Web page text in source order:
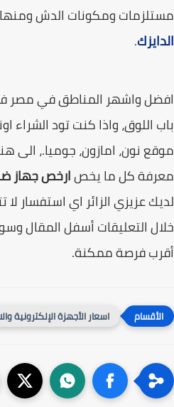
ومكونات الدش ومنها،
.
واشهر المناطق في مصر
اللوق، واذا كنت تود الشراء
نون، امازون، جوميا.، الى
كل ما يخصارخص جهاز
عزيزي الزائر اي استفسار لا
التعليقات أسفل المقال
فرصة ممكنة.
اسعار الأجهزة الإلكترونية